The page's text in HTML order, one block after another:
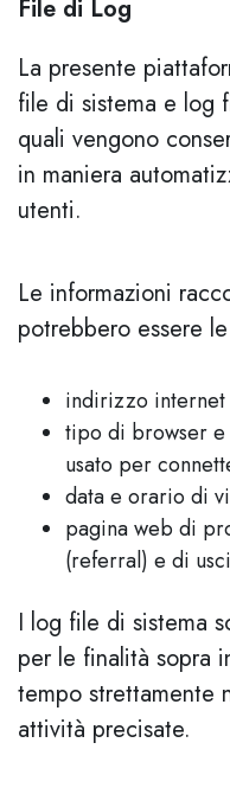
File di Log
La presente
file di sistema e log
quali vengono
in maniera
utenti.
Le informazioni
potrebbero essere
indirizzo
tipo di browser
usato per
data e orario di
pagina web di
(referral) e di
I log file di sistema
per le finalità sopra
tempo strettamente
attività precisate.